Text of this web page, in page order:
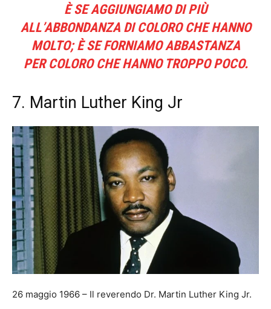
È SE AGGIUNGIAMO DI PIÙ
ALL’ABBONDANZA DI COLORO CHE HANNO
MOLTO; È SE FORNIAMO ABBASTANZA
PER COLORO CHE HANNO TROPPO POCO.
7. Martin Luther King Jr
26 maggio 1966 – Il reverendo Dr. Martin Luther King Jr.